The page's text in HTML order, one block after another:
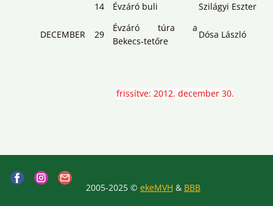
14 Évzáró buli Szilágyi Eszter
DECEMBER 29
Évzáró túra a
Bekecs-tetőre
Dósa László
frissítve: 2012. december 30.
2005-2025 © ekeMVH & BBB